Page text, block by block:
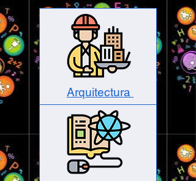
Arquitectura